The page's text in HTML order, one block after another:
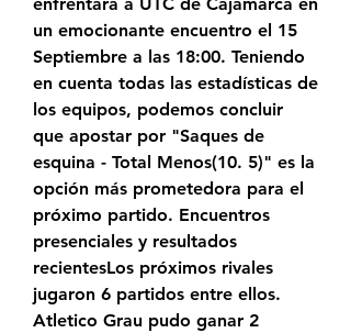
un emocionante encuentro el 15
Septiembre a las 18:00. Teniendo
en cuenta todas las estadísticas de
los equipos, podemos concluir
que apostar por "Saques de
esquina - Total Menos(10. 5)" es la
opción más prometedora para el
próximo partido. Encuentros
presenciales y resultados
recientesLos próximos rivales
jugaron 6 partidos entre ellos.
Atletico Grau pudo ganar 2